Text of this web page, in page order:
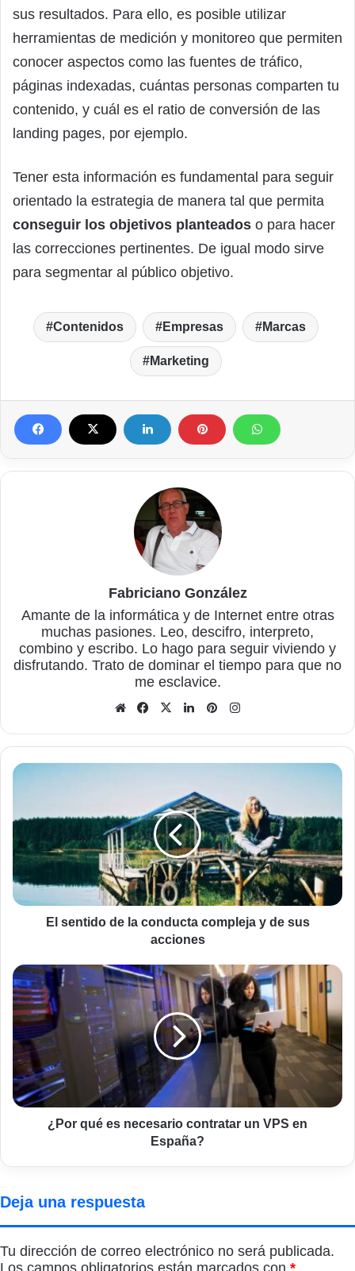
sus resultados. Para ello, es posible utilizar
herramientas de medición y monitoreo que permiten
conocer aspectos como las fuentes de tráfico,
páginas indexadas, cuántas personas comparten tu
contenido, y cuál es el ratio de conversión de las
landing pages, por ejemplo.
Tener esta información es fundamental para seguir
orientado la estrategia de manera tal que permita
conseguir los objetivos planteados o para hacer
las correcciones pertinentes. De igual modo sirve
para segmentar al público objetivo.
Contenidos Empresas Marcas
Marketing
Fabriciano González
Amante de la informática y de Internet entre otras
muchas pasiones. Leo, descifro, interpreto,
combino y escribo. Lo hago para seguir viviendo y
disfrutando. Trato de dominar el tiempo para que no
me esclavice.
Sitio
Facebook
X LinkedInPinterest
El
la
conducta
compleja
de
sus
accionesEl sentido de la conducta compleja y de sus
acciones
¿Por
qué
es
necesario
contratar
un
VPS
en
España?
¿Por qué es necesario contratar un VPS en
España?
Deja una respuesta
Tu dirección de correo electrónico no será publicada.